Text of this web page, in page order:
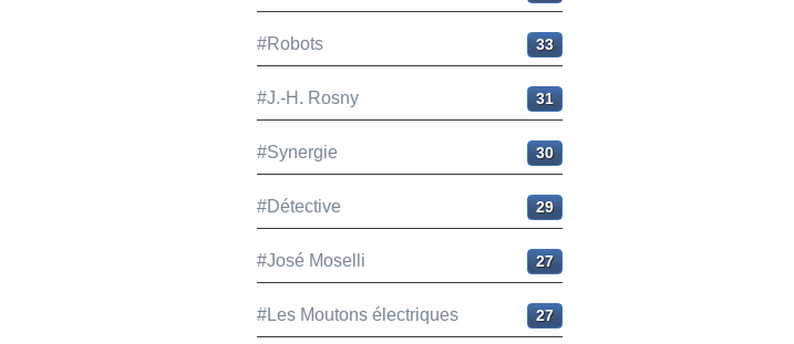
#Robots 33
#J.-H. Rosny 31
#Synergie 30
#Détective 29
#José Moselli 27
#Les Moutons électriques 27